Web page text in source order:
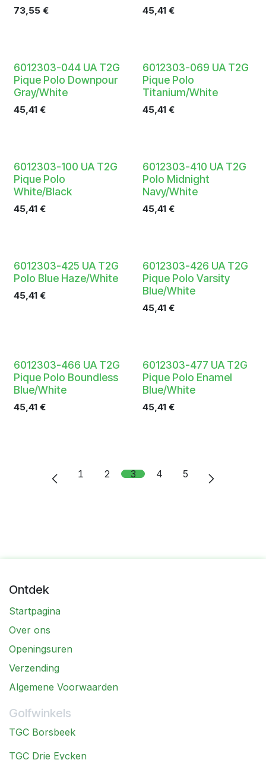
73,55 € 45,41€
6012303-044 UA T2G
Pique Polo Downpour
Gray/White
45,41 €
6012303-069 UA T2G
Pique Polo
Titanium/White
45,41€
6012303-100 UA T2G
Pique Polo
White/Black
45,41 €
6012303-410 UA T2G
Polo Midnight
Navy/White
45,41€
6012303-425 UA T2G
Polo Blue Haze/White
45,41 €
6012303-426 UA T2G
Pique Polo Varsity
Blue/White
45,41€
6012303-466 UA T2G
Pique Polo Boundless
Blue/White
45,41 €
6012303-477 UA T2G
Pique Polo Enamel
Blue/White
45,41€
1 2 3 4 5
Ontdek
Startpagina
Over ons
Openingsuren
Verzending
Algemene Voorwaarden
Golfwinkels
TGC Borsbeek
TGC Drie Eycken